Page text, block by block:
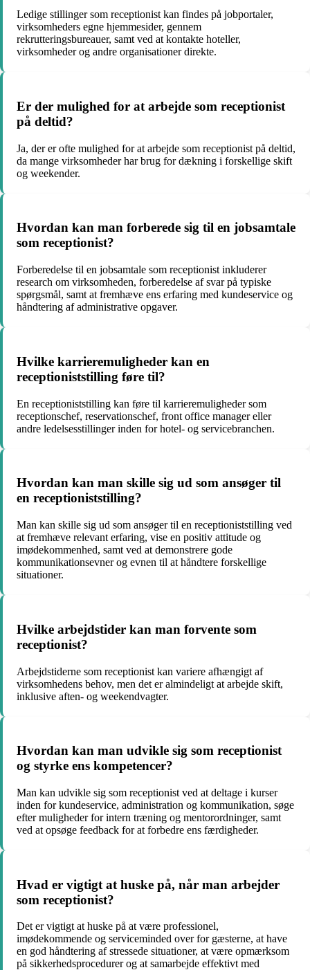
Ledige stillinger som receptionist kan findes på jobportaler,
virksomheders egne hjemmesider, gennem
rekrutteringsbureauer, samt ved at kontakte hoteller,
virksomheder og andre organisationer direkte.
Er der mulighed for at arbejde som receptionist
på deltid?
Ja, der er ofte mulighed for at arbejde som receptionist på deltid,
da mange virksomheder har brug for dækning i forskellige skift
og weekender.
Hvordan kan man forberede sig til en jobsamtale
som receptionist?
Forberedelse til en jobsamtale som receptionist inkluderer
research om virksomheden, forberedelse af svar på typiske
spørgsmål, samt at fremhæve ens erfaring med kundeservice og
håndtering af administrative opgaver.
Hvilke karrieremuligheder kan en
receptioniststilling føre til?
En receptioniststilling kan føre til karrieremuligheder som
receptionschef, reservationschef, front office manager eller
andre ledelsesstillinger inden for hotel- og servicebranchen.
Hvordan kan man skille sig ud som ansøger til
en receptioniststilling?
Man kan skille sig ud som ansøger til en receptioniststilling ved
at fremhæve relevant erfaring, vise en positiv attitude og
imødekommenhed, samt ved at demonstrere gode
kommunikationsevner og evnen til at håndtere forskellige
situationer.
Hvilke arbejdstider kan man forvente som
receptionist?
Arbejdstiderne som receptionist kan variere afhængigt af
virksomhedens behov, men det er almindeligt at arbejde skift,
inklusive aften- og weekendvagter.
Hvordan kan man udvikle sig som receptionist
og styrke ens kompetencer?
Man kan udvikle sig som receptionist ved at deltage i kurser
inden for kundeservice, administration og kommunikation, søge
efter muligheder for intern træning og mentorordninger, samt
ved at opsøge feedback for at forbedre ens færdigheder.
Hvad er vigtigt at huske på, når man arbejder
som receptionist?
Det er vigtigt at huske på at være professionel,
imødekommende og serviceminded over for gæsterne, at have
en god håndtering af stressede situationer, at være opmærksom
på sikkerhedsprocedurer og at samarbejde effektivt med